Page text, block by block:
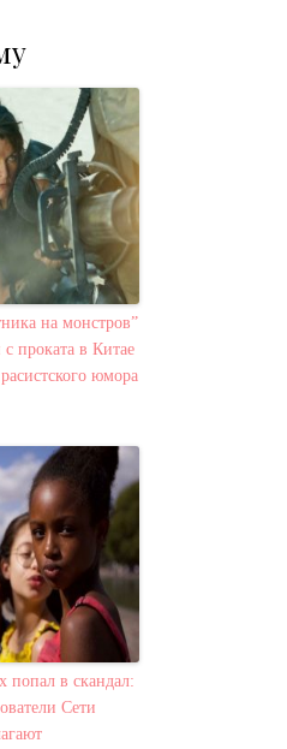
на монстров”
с проката в Китае
юмора
попал в скандал:
Сети